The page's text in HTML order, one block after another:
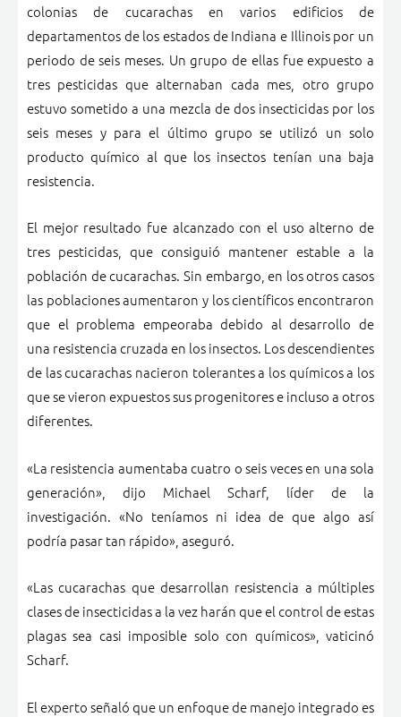
colonias de cucarachas en varios edificios de
departamentos de los estados de Indiana e Illinois por un
periodo de seis meses. Un grupo de ellas fue expuesto a
tres pesticidas que alternaban cada mes, otro grupo
estuvo sometido a una mezcla de dos insecticidas por los
seis meses y para el último grupo se utilizó un solo
producto químico al que los insectos tenían una baja
resistencia.
El mejor resultado fue alcanzado con el uso alterno de
tres pesticidas, que consiguió mantener estable a la
población de cucarachas. Sin embargo, en los otros casos
las poblaciones aumentaron y los científicos encontraron
que el problema empeoraba debido al desarrollo de
una resistencia cruzada en los insectos. Los descendientes
de las cucarachas nacieron tolerantes a los químicos a los
que se vieron expuestos sus progenitores e incluso a otros
diferentes.
«La resistencia aumentaba cuatro o seis veces en una sola
generación», dijo Michael Scharf, líder de la
investigación. «No teníamos ni idea de que algo así
podría pasar tan rápido», aseguró.
«Las cucarachas que desarrollan resistencia a múltiples
clases de insecticidas a la vez harán que el control de estas
plagas sea casi imposible solo con químicos», vaticinó
Scharf.
El experto señaló que un enfoque de manejo integrado es